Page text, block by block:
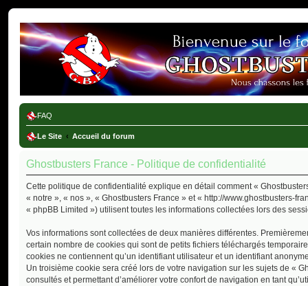
Ghostbusters France
FAQ
Le Site Accueil du forum
Ghostbusters France - Politique de confidentialité
Cette politique de confidentialité explique en détail comment «
« notre », « nos », « Ghostbusters France » et « http://www.ghostbusters-
« phpBB Limited ») utilisent toutes les informations collectées lors des
Vos informations sont collectées de deux manières différentes.
certain nombre de cookies qui sont de petits fichiers téléchargés
cookies ne contiennent qu’un identifiant utilisateur et un identifiant
Un troisième cookie sera créé lors de votre navigation sur les sujets de «
consultés et permettant d’améliorer votre confort de navigation en tant